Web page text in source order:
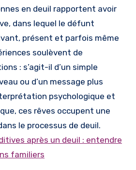
en deuil rapportent avoir
dans lequel le défunt
présent et parfois même
soulèvent de
: s’agit-il d’un simple
ou d’un message plus
psychologique et
ces rêves occupent une
le processus de deuil.
après un deuil : entendre
familiers